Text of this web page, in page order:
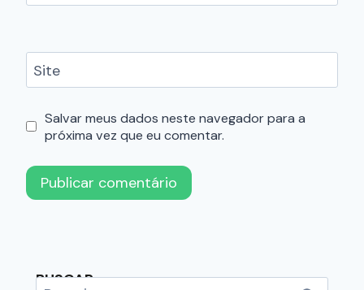
Site
Salvar meus dados neste navegador para a
próxima vez que eu comentar.
BUSCAR